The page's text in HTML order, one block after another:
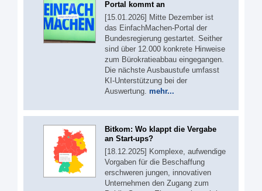
Portal kommt an
[15.01.2026] Mitte Dezember ist
das EinfachMachen-Portal der
Bundesregierung gestartet. Seither
sind über 12.000 konkrete Hinweise
zum Bürokratieabbau eingegangen.
Die nächste Ausbaustufe umfasst
KI-Unterstützung bei der
Auswertung. mehr...
Bitkom: Wo klappt die Vergabe
an Start-ups?
[18.12.2025] Komplexe, aufwendige
Vorgaben für die Beschaffung
erschweren jungen, innovativen
Unternehmen den Zugang zum